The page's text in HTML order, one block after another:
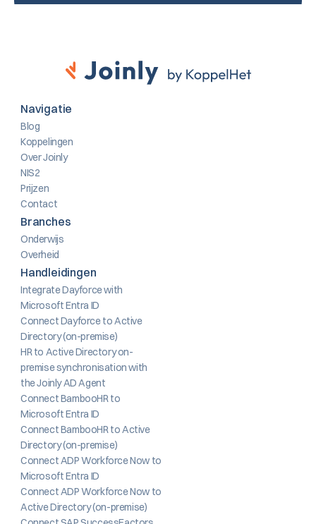
Navigatie
Blog
Koppelingen
Over Joinly
NIS2
Prijzen
Contact
Branches
Onderwijs
Overheid
Handleidingen
Integrate Dayforce with
Microsoft Entra ID
Connect Dayforce to Active
Directory (on-premise)
HR to Active Directory on-
premise synchronisation with
the Joinly AD Agent
Connect BambooHR to
Microsoft Entra ID
Connect BambooHR to Active
Directory (on-premise)
Connect ADP Workforce Now to
Microsoft Entra ID
Connect ADP Workforce Now to
Active Directory (on-premise)